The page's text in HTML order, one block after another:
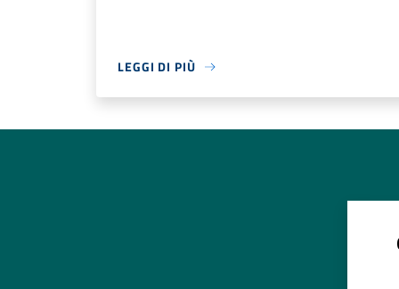
LEGGI DI PIÙ